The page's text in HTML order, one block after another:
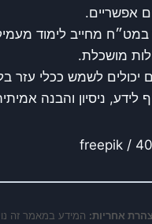
אפשריים.
מחייב לימוד
מושכלת.
יכולים לשמש ככלי עזר
לידע, ניסיון והבנה
אחריות: המידע במאמר זה